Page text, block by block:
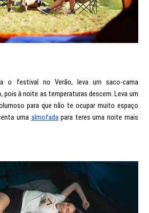
o festival no Verão, leva um saco-cama
pois à noite as temperaturas descem. Leva um
para que não te ocupar muito espaço
uma almofadapara teres uma noite mais